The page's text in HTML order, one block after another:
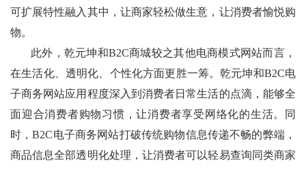
可扩展特性融入其中，让商家轻松做生意，让消费者愉悦购
物。
此外，乾元坤和B2C商城较之其他电商模式网站而言，
在生活化、透明化、个性化方面更胜一筹。乾元坤和B2C电
子商务网站应用程度深入到消费者日常生活的点滴，能够全
面迎合消费者购物习惯，让消费者享受网络化的生活。同
时，B2C电子商务网站打破传统购物信息传递不畅的弊端，
商品信息全部透明化处理，让消费者可以轻易查询同类商家